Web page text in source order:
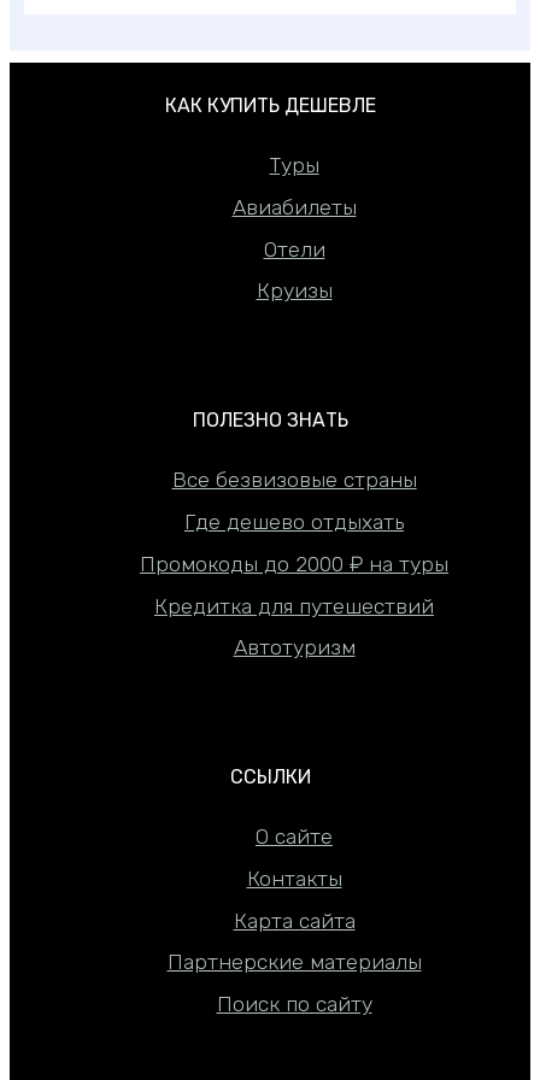
КАК КУПИТЬ ДЕШЕВЛЕ
Туры
Авиабилеты
Отели
Круизы
ПОЛЕЗНО ЗНАТЬ
Все безвизовые страны
Где дешево отдыхать
Промокоды до 2000 ₽ на туры
Кредитка для путешествий
Автотуризм
ССЫЛКИ
О сайте
Контакты
Карта сайта
Партнерские материалы
Поиск по сайту